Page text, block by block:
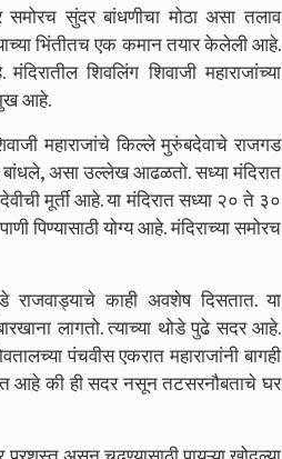
समोरच सुंदर बांधणीचा मोठा असा तलाव
भिंतीतच एक कमान तयार केलेली आहे.
शिवलिंग शिवाजी महाराजांच्या
आहे.
महाराजांचे किल्ले मुरुंबदेवाचे राजगड
असा उल्लेख आढळतो. सध्या मंदिरात
मूर्ती आहे. या मंदिरात सध्या २० ते ३०
पिण्यासाठी योग्य आहे. मंदिराच्या समोरच
राजवाड्याचे काही अवशेष दिसतात. या
लागतो. त्याच्या थोडे पुढे सदर आहे.
पंचवीस एकरात महाराजांनी बागही
आहे की ही सदर नसून तटसरनौबताचे घर